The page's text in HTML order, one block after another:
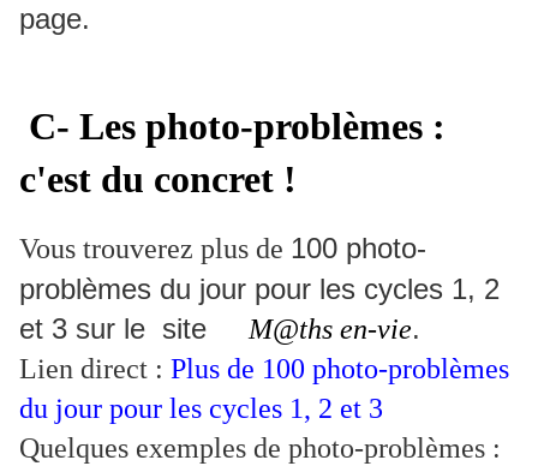
page.
C- Les photo-problèmes :
c'est du concret !
Vous trouverez plus de 100 photo-
problèmes du jour pour les cycles 1, 2
et 3 sur le site M@ths en-vie.
Lien direct : Plus de 100 photo-problèmes
du jour pour les cycles 1, 2 et 3
Quelques exemples de photo-problèmes :